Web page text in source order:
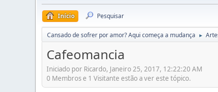
Início Pesquisar
Cansado de sofrer por amor? Aqui começa a mudança ►
Cafeomancia
Iniciado por Ricardo, Janeiro 25, 2017, 12:22:20 AM
0 Membros e 1 Visitante estão a ver este tópico.